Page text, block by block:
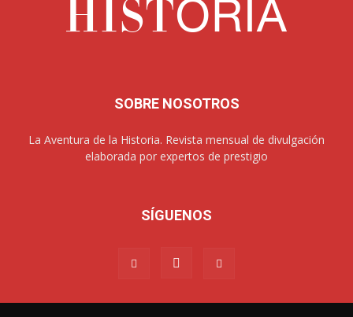
SOBRE NOSOTROS
La Aventura de la Historia. Revista mensual de divulgación
elaborada por expertos de prestigio
SÍGUENOS